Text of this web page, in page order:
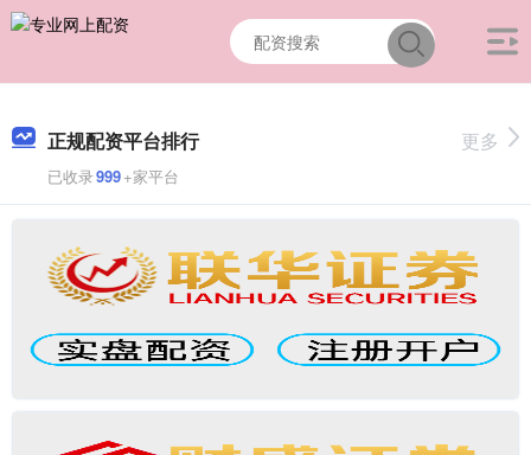
正规配资平台排行
已收录999+家平台
更多